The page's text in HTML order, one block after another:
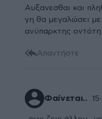
Αυξανεσθαι και
γη θα μεγαλώσει
ανύπαρκτης
Απαντήστε
Φαίνεται..